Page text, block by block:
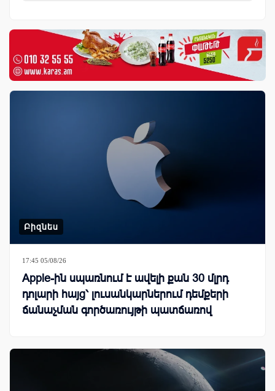
Բիզնես
17:45 05/08/26
Apple-ին սպառնում է ավելի քան 30 մլրդ
դոլարի հայց՝ լուսանկարներում դեմքերի
ճանաչման գործառույթի պատճառով